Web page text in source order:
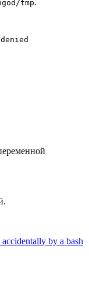
tmp
accidentally by a bash